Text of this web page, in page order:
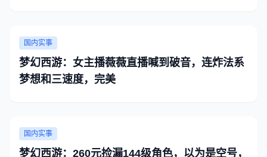
国内实事
梦幻西游：女主播薇薇直播喊到破音，连炸法系
梦想和三速度，完美
国内实事
梦幻西游：260元捡漏144级角色，以为是空号，